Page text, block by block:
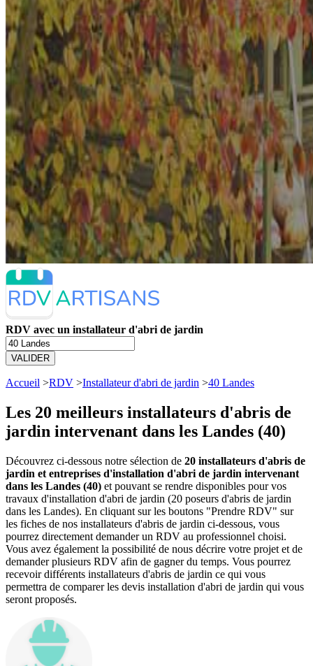
RDV avec un installateur d'abri de jardin
VALIDER
Accueil >RDV >Installateur d'abri de jardin >40 Landes
Les 20 meilleurs installateurs d'abris de
jardin intervenant dans les Landes (40)
Découvrez ci-dessous notre sélection de 20 installateurs d'abris de
jardin et entreprises d'installation d'abri de jardin intervenant
dans les Landes (40) et pouvant se rendre disponibles pour vos
travaux d'installation d'abri de jardin (20 poseurs d'abris de jardin
dans les Landes). En cliquant sur les boutons "Prendre RDV" sur
les fiches de nos installateurs d'abris de jardin ci-dessous, vous
pourrez directement demander un RDV au professionnel choisi.
Vous avez également la possibilité de nous décrire votre projet et de
demander plusieurs RDV afin de gagner du temps. Vous pourrez
recevoir différents installateurs d'abris de jardin ce qui vous
permettra de comparer les devis installation d'abri de jardin qui vous
seront proposés.